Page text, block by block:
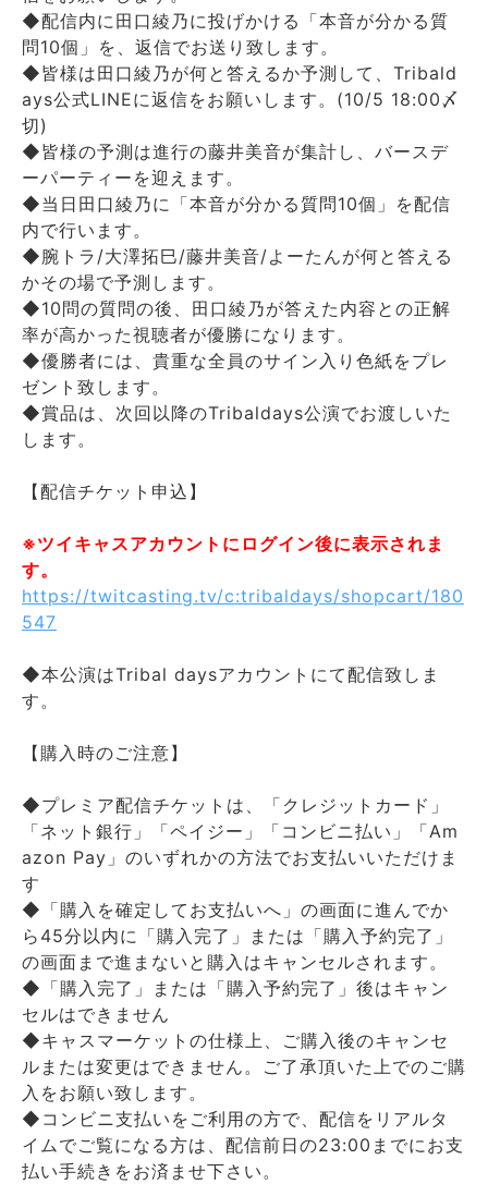
◆配信内に田口綾乃に投げかける「本音が分かる質
問10個」を、返信でお送り致します。
◆皆様は田口綾乃が何と答えるか予測して、Tribald
ays公式LINEに返信をお願いします。(10/5 18:00〆
切)
◆皆様の予測は進行の藤井美音が集計し、バースデ
ーパーティーを迎えます。
◆当日田口綾乃に「本音が分かる質問10個」を配信
内で行います。
◆腕トラ/大澤拓巳/藤井美音/よーたんが何と答える
かその場で予測します。
◆10問の質問の後、田口綾乃が答えた内容との正解
率が高かった視聴者が優勝になります。
◆優勝者には、貴重な全員のサイン入り色紙をプレ
ゼント致します。
◆賞品は、次回以降のTribaldays公演でお渡しいた
します。
【配信チケット申込】
※ツイキャスアカウントにログイン後に表示されま
す。
https://twitcasting.tv/c:tribaldays/shopcart/180
547
◆本公演はTribal daysアカウントにて配信致しま
す。
【購入時のご注意】
◆プレミア配信チケットは、「クレジットカード」
「ネット銀行」「ペイジー」「コンビニ払い」「Am
azon Pay」のいずれかの方法でお支払いいただけま
す
◆「購入を確定してお支払いへ」の画面に進んでか
ら45分以内に「購入完了」または「購入予約完了」
の画面まで進まないと購入はキャンセルされます。
◆「購入完了」または「購入予約完了」後はキャン
セルはできません
◆キャスマーケットの仕様上、ご購入後のキャンセ
ルまたは変更はできません。ご了承頂いた上でのご購
入をお願い致します。
◆コンビニ支払いをご利用の方で、配信をリアルタ
イムでご覧になる方は、配信前日の23:00までにお支
払い手続きをお済ませ下さい。